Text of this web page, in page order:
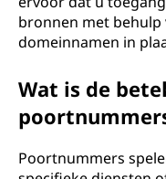
bronnen met
domeinnamen in
Wat is de
Poortnummers